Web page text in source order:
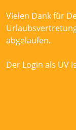
Das Spiel!
Vielen Dank für
abgelaufen.
Der Login als UV